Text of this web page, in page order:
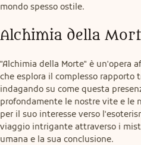
mondo spesso ostile.
Alchimia della
"Alchimia della Morte" è un'opera
che esplora il complesso rapporto
indagando su come questa
profondamente le nostre vite e le
per il suo interesse verso
viaggio intrigante attraverso i
umana e la sua conclusione.